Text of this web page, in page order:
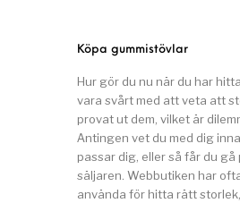
Köpa gummistövlar
Hur gör du nu när du har
vara svårt med att veta att
provat ut dem, vilket är
Antingen vet du med dig
passar dig, eller så får du
säljaren. Webbutiken har
använda för hitta rätt